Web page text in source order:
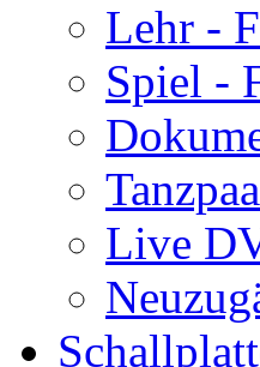
Lehr -
Spiel -
Live